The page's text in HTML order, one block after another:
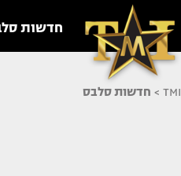
חדשות
TMI
> חדשות סלבס